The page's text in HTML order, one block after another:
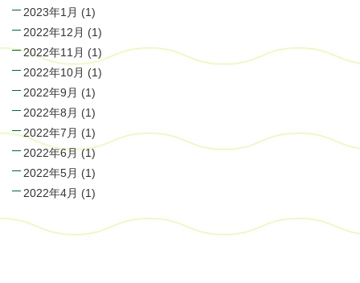
2023年1月 (1)
2022年12月 (1)
2022年11月 (1)
2022年10月 (1)
2022年9月 (1)
2022年8月 (1)
2022年7月 (1)
2022年6月(1)
2022年5月 (1)
2022年4月 (1)